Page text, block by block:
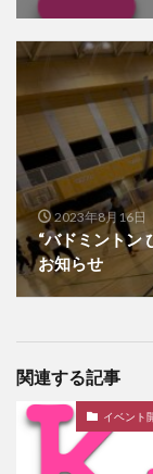
2023年8月16日
“バドミントン
お知らせ
関連する記事
イベント